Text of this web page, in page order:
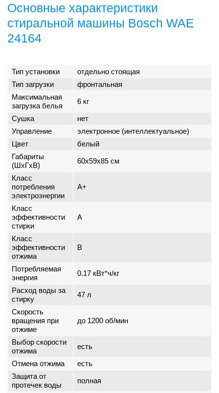
Основные характеристики
стиральной машины Bosch WAE
24164
Тип установки
отдельно стоящая
Тип загрузки
фронтальная
Максимальная
загрузка белья
6 кг
Сушка
нет
Управление
электронное (интеллектуальное)
Цвет
белый
Габариты
(ШxГxВ)
60x59x85 см
Класс
потребления
электроэнергии
A+
Класс
эффективности
стирки
A
Класс
эффективности
отжима
B
Потребляемая
энергия
0.17 кВт*ч/кг
Расход воды за
стирку
47 л
Скорость
вращения при
отжиме
до 1200 об/мин
Выбор скорости
отжима
есть
Отмена отжима
есть
Защита от
протечек воды
полная